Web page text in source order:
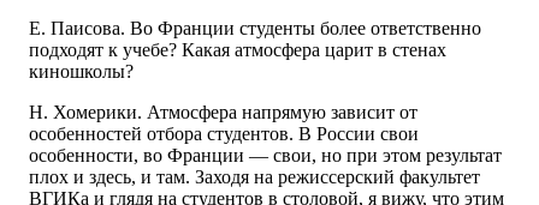
Е. Паисова. Во Франции студенты более ответственно
подходят к учебе? Какая атмосфера царит в стенах
киношколы?
Н. Хомерики. Атмосфера напрямую зависит от
особенностей отбора студентов. В России свои
особенности, во Франции — свои, но при этом результат
плох и здесь, и там. Заходя на режиссерский факультет
ВГИКа и глядя на студентов в столовой, я вижу, что этим